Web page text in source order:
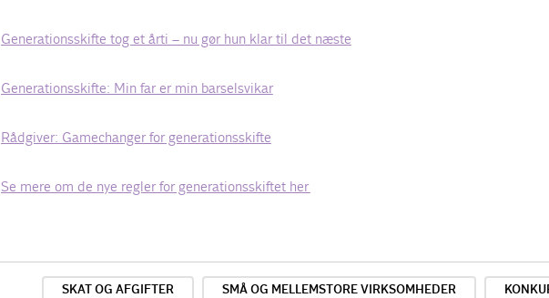
Generationsskifte tog et årti – nu gør hun klar til det næste
Generationsskifte: Min far er min barselsvikar
Rådgiver: Gamechanger for generationsskifte
Se mere om de nye regler for generationsskiftet her
SKAT OG AFGIFTER SMÅ OG MELLEMSTORE VIRKSOMHEDER